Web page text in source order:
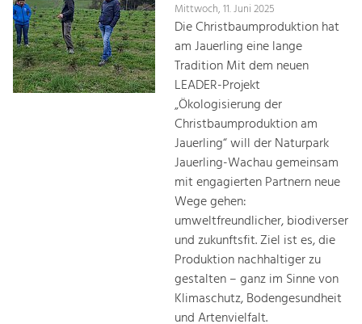
Soziales, Bildung &
Identität
Gleichberechtigung, Jugend und
Integration
Mobilität & Energie
Klimawandel, öffentlicher Verkehr und
Steigerung regionaler Wertschöpfung
Mittwoch, 11. Juni 2025
Die Christbaumproduktion hat
am Jauerling eine lange
Tradition Mit dem neuen
LEADER-Projekt
„Ökologisierung der
Christbaumproduktion am
Jauerling“ will der Naturpark
Jauerling-Wachau gemeinsam
mit engagierten Partnern neue
Wege gehen:
umweltfreundlicher, biodiverser
und zukunftsfit. Ziel ist es, die
Produktion nachhaltiger zu
gestalten – ganz im Sinne von
Klimaschutz, Bodengesundheit
und Artenvielfalt.